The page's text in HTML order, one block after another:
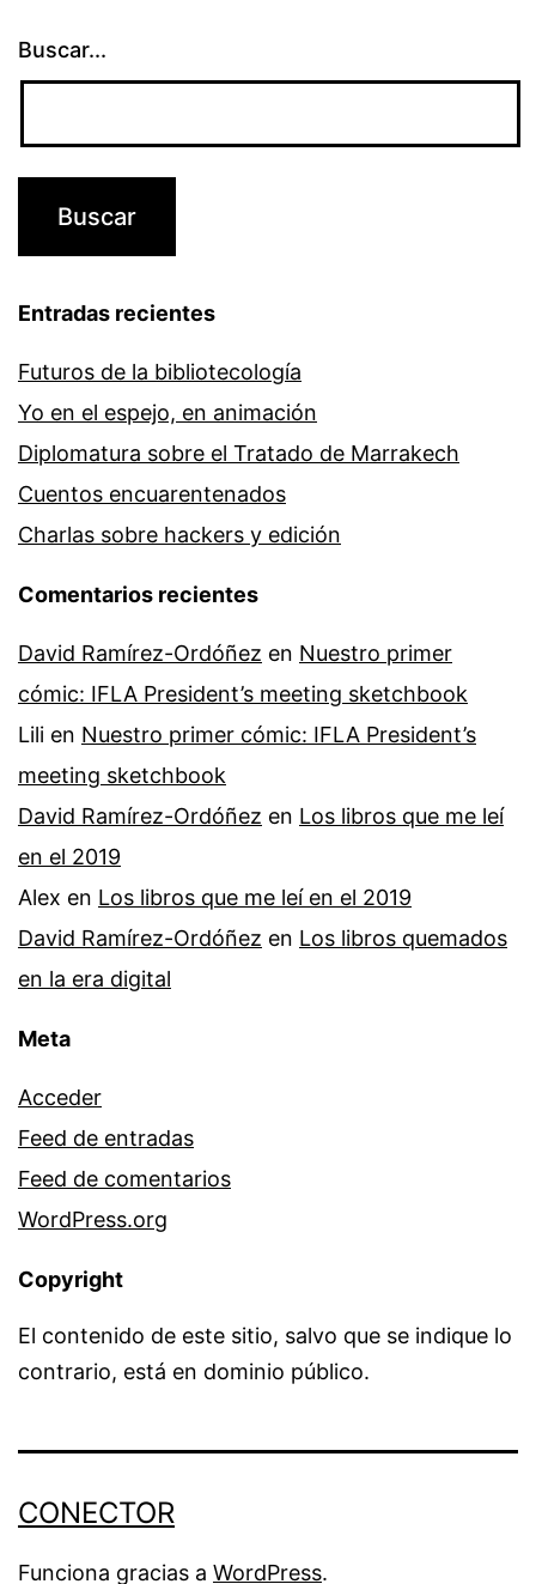
Buscar...
Entradas recientes
Futuros de la bibliotecología
Yo en el espejo, en animación
Diplomatura sobre el Tratado de Marrakech
Cuentos encuarentenados
Charlas sobre hackers y edición
Comentarios recientes
David Ramírez-Ordóñez en Nuestro primer
cómic: IFLA President’s meeting sketchbook
Lili en Nuestro primer cómic: IFLA President’s
meeting sketchbook
David Ramírez-Ordóñez en Los libros que me leí
en el 2019
Alex en Los libros que me leí en el 2019
David Ramírez-Ordóñez en Los libros quemados
en la era digital
Meta
Acceder
Feed de entradas
Feed de comentarios
WordPress.org
Copyright
El contenido de este sitio, salvo que se indique lo
contrario, está en dominio público.
CONECTOR
Funciona gracias a WordPress.